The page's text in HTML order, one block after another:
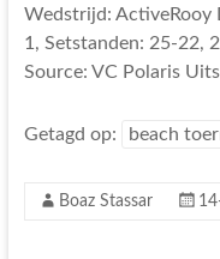
Wedstrijd: ActiveRooy
1, Setstanden: 25-22,
Source: VC Polaris
Getagd op: beach
Boaz Stassar